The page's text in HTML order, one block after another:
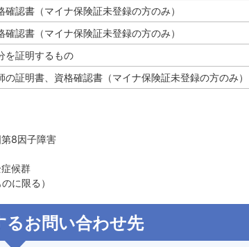
確認書（マイナ保険証未登録の方のみ）
確認書（マイナ保険証未登録の方のみ）
を証明するもの
の証明書、資格確認書（マイナ保険証未登録の方のみ）
8因子障害
候群
に限る）
るお問い合わせ先